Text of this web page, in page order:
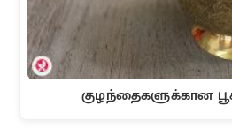
குழந்தைகளுக்கான